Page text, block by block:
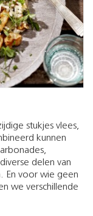
stukjes vlees,
kunnen
delen van
En voor wie geen
we verschillende